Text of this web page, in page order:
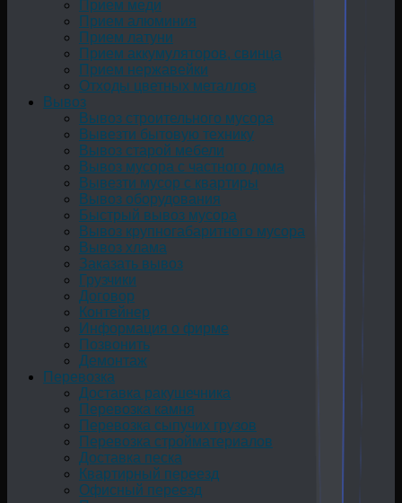
Прием меди
Прием алюминия
Прием латуни
Прием аккумуляторов, свинца
Прием нержавейки
Отходы цветных металлов
Вывоз
Вывоз строительного мусора
Вывезти бытовую технику
Вывоз старой мебели
Вывоз мусора с частного дома
Вывезти мусор с квартиры
Вывоз оборудования
Быстрый вывоз мусора
Вывоз крупногабаритного мусора
Вывоз хлама
Заказать вывоз
Грузчики
Договор
Контейнер
Информация о фирме
Позвонить
Демонтаж
Перевозка
Доставка ракушечника
Перевозка камня
Перевозка сыпучих грузов
Перевозка стройматериалов
Доставка песка
Квартирный переезд
Офисный переезд